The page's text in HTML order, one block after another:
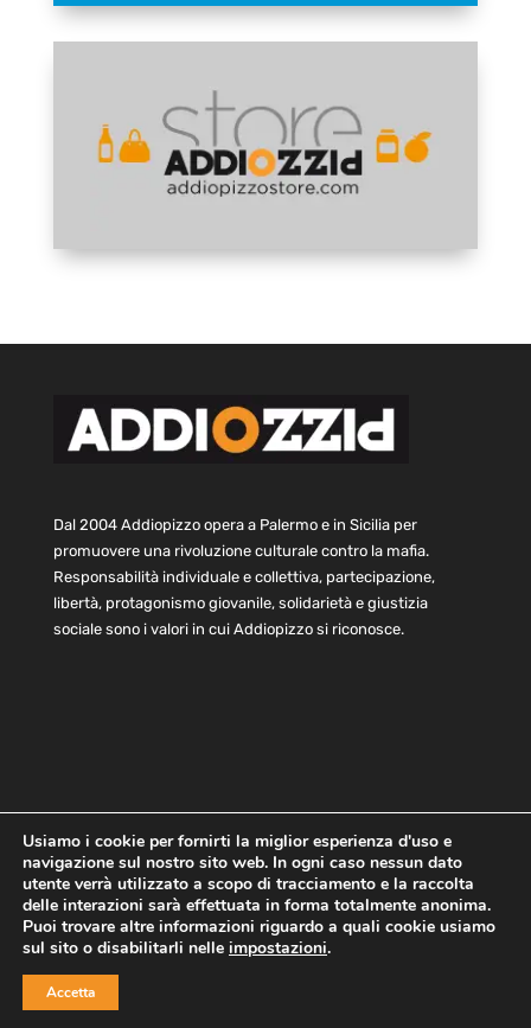
Dal 2004 Addiopizzo opera a Palermo e in Sicilia per
promuovere una rivoluzione culturale contro la mafia.
Responsabilità individuale e collettiva, partecipazione,
libertà, protagonismo giovanile, solidarietà e giustizia
sociale sono i valori in cui Addiopizzo si riconosce.
Home Statuto e bilancio
Contatti
Privacy
Cookie Child Protection Policy
Copyright © 2021 AddioPizzo | Tutti i diritti riservati | Sede
Usiamo i cookie per fornirti la miglior esperienza d'uso e
navigazione sul nostro sito web. In ogni caso nessun dato
utente verrà utilizzato a scopo di tracciamento e la raccolta
delle interazioni sarà effettuata in forma totalmente anonima.
Puoi trovare altre informazioni riguardo a quali cookie usiamo
sul sito o disabilitarli nelle impostazioni.
Accetta